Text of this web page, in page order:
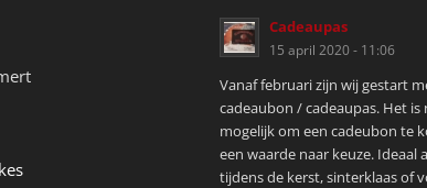
Cadeaupas
15 april 2020 - 11:06
Vanaf februari zijn wij gestart
cadeaubon / cadeaupas. Het is
mogelijk om een cadeubon te
een waarde naar keuze. Ideaal
tijdens de kerst, sinterklaas of